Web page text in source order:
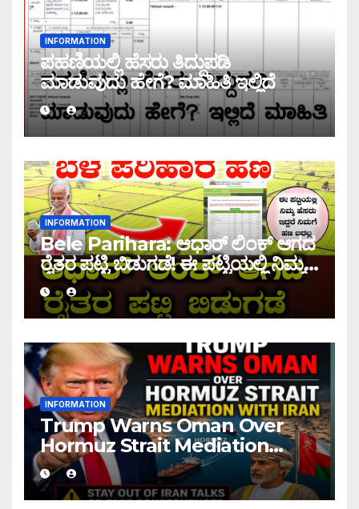
INFORMATION
ಪಹಣಿಯಲ್ಲಿ ಹೆಸರು ತಿದ್ದುಪಡಿ
ಮಾಡುವುದು ಹೇಗೆ? ಮಾಹಿತಿ ಇಲ್ಲಿದೆ
INFORMATION
Bele Parihara: ಆಧಾರ್ ಲಿಂಕ್ ಆಗದ
ರೈತರ ಪಟ್ಟಿ ಬಿಡುಗಡೆ! ಈ ಪಟ್ಟಿಯಲ್ಲಿ ನಿಮ್ಮ
ಹೆಸರು ಇದ್ದರೆ ನಿಮಗೆ ಹಣ ಜಮಾ ಆಗಲ್ಲ !
INFORMATION
Trump Warns Oman Over
Hormuz Strait Mediation
With Iran